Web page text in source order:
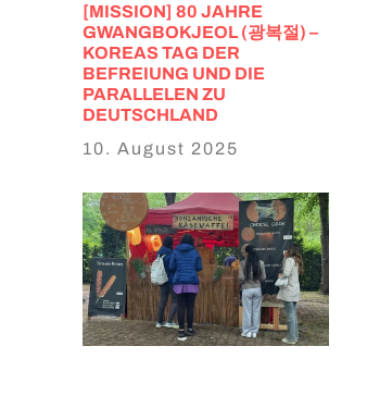
[MISSION] 80 JAHRE
GWANGBOKJEOL (광복절) –
KOREAS TAG DER
BEFREIUNG UND DIE
PARALLELEN ZU
DEUTSCHLAND
10. August 2025